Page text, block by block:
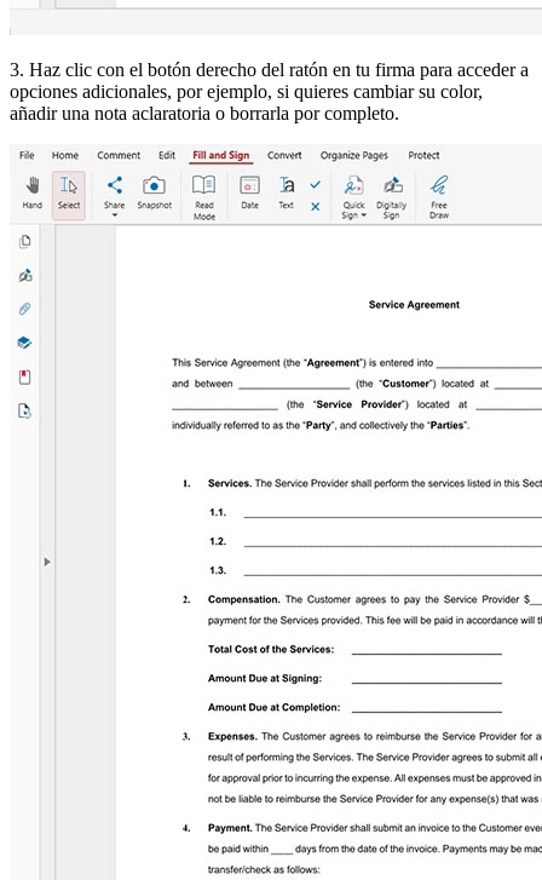
3. Haz clic con el botón derecho del ratón en tu firma para acceder a
opciones adicionales, por ejemplo, si quieres cambiar su color,
añadir una nota aclaratoria o borrarla por completo.